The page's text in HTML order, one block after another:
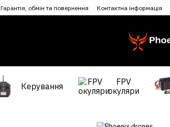
Гарантія, обмін та повернення Контактна інформація
Керування
FPV
окуляри